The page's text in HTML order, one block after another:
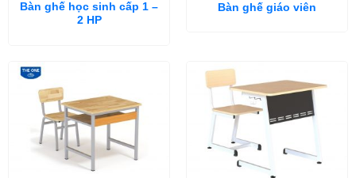
Bàn ghế học sinh cấp 1 –
2 HP
Bàn ghế giáo viên